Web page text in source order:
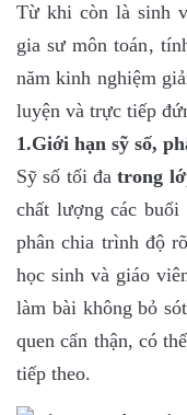
Từ khi còn là sinh
gia sư môn toán,
năm kinh nghiệm
luyện và trực tiếp
1.Giới hạn sỹ số,
Sỹ số tối đatrong
chất lượng các
phân chia trình độ
học sinh và giáo
làm bài không bỏ
quen cẩn thận, có
tiếp theo.